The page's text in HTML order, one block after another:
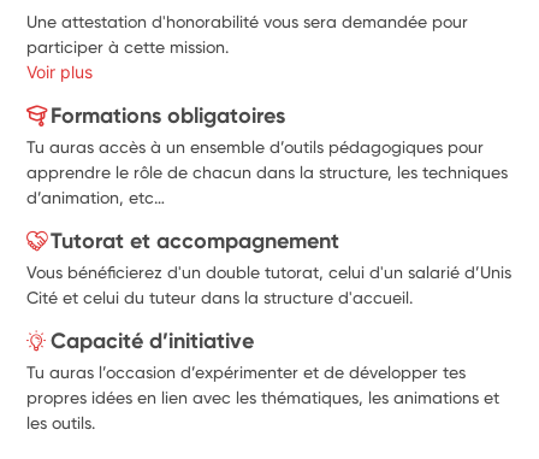
Une attestation d'honorabilité vous sera demandée pour
participer à cette mission.
Voir plus
Formations obligatoires
Tu auras accès à un ensemble d’outils pédagogiques pour
apprendre le rôle de chacun dans la structure, les techniques
d’animation, etc…
Tutorat et accompagnement
Vous bénéficierez d'un double tutorat, celui d'un salarié d’Unis
Cité et celui du tuteur dans la structure d'accueil.
Capacité d’initiative
Tu auras l’occasion d’expérimenter et de développer tes
propres idées en lien avec les thématiques, les animations et
les outils.